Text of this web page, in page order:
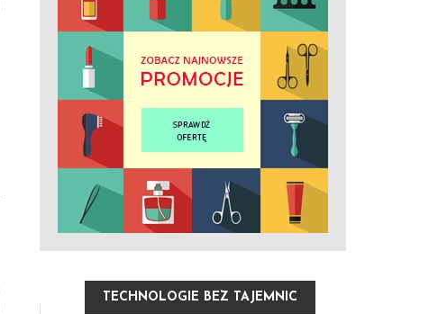
TECHNOLOGIE BEZ TAJEMNIC